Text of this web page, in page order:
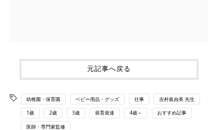
元記事へ戻る
幼稚園・保育園 ベビー用品・グッズ 仕事 吉村眞由美 先生
1歳 2歳 3歳 発育発達 4歳～ おすすめ記事
医師・専門家監修